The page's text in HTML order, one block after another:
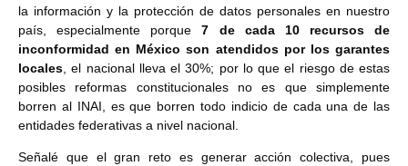
la información y la protección de datos personales en nuestro
país, especialmente porque7 de cada 10 recursos de
inconformidad en México son atendidos por los garantes
locales , el nacional lleva el 30%; por lo que el riesgo de estas
posibles reformas constitucionales no es que simplemente
borren al INAI, es que borren todo indicio de cada una de las
entidades federativas a nivel nacional.
Señalé que el gran reto es generar acción colectiva, pues